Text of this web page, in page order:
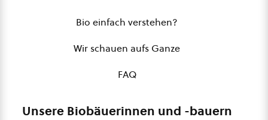
Bio einfach verstehen?
Wir schauen aufs Ganze
FAQ
Unsere Biobäuerinnen und -bauern